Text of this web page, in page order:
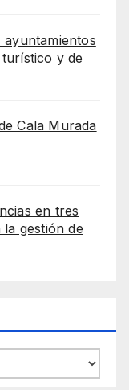
ayuntamientos
y de
Cala Murada
en tres
gestión de